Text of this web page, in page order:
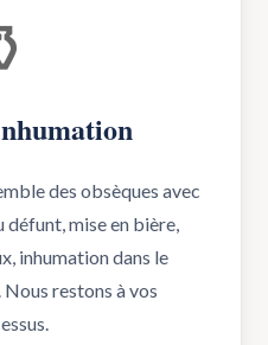
des obsèques avec
mise en bière,
inhumation dans le
restons à vos